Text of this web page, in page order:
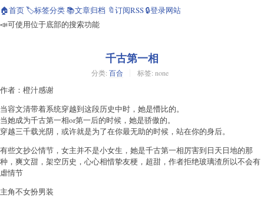
🏠首页🏷️标签分类📚文章归档 🔖订阅RSS🔒登录网站
📣可使用位于底部的搜索功能
千古第一相
分类: 百合 标签: none
作者：橙汁感谢
当容文清带着系统穿越到这段历史中时，她是懵比的。
当她成为千古第一相or第一后的时候，她是骄傲的。
穿越三千载光阴，或许就是为了在你最无助的时候，站在你的身后。
有些文抄公情节，女主并不是小女生，她是千古第一相厉害到日天日地的那
种，爽文甜，架空历史，心心相惜挚友梗，超甜，作者拒绝玻璃渣所以不会有
虐情节
主角不女扮男装